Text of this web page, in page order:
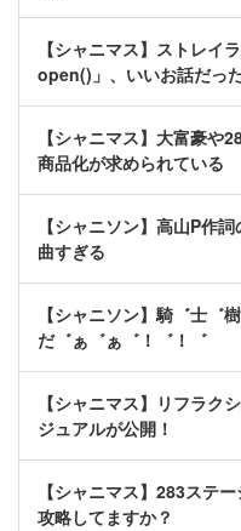
【シャニマス】ストレイ
open()」、いいお話だ
【シャニマス】大富豪や
商品化が求められている
【シャニソン】高山P作
曲すぎる
【シャニソン】騎゛士゛
だ゛ぁ゛ぁ゛！゛！゛
【シャニマス】リフラク
ジュアルが公開！
【シャニマス】283ステ
攻略してますか？